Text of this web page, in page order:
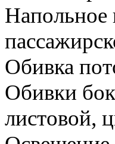
Напольное
Обивка
Обивки
листовой,